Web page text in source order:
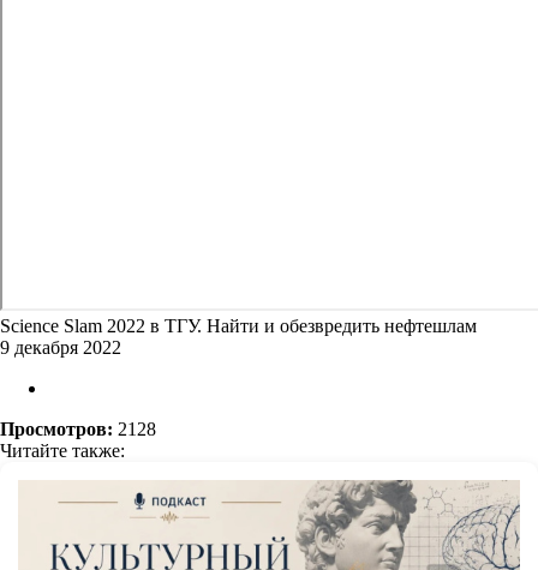
Science Slam 2022 в ТГУ. Найти и обезвредить нефтешлам
9 декабря 2022
Просмотров: 2128
Читайте также: